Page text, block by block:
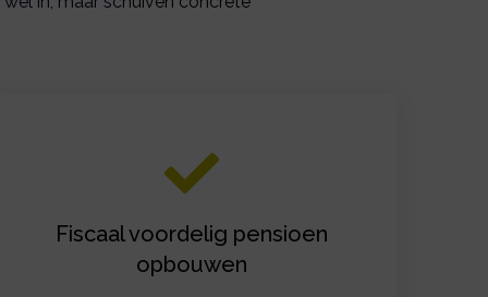
Fiscaal voordelig pensioen
opbouwen